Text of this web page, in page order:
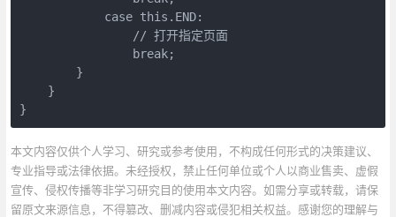
            case this.END:
                // 打开指定页面
                break;
        }
    }
}
本文内容仅供个人学习、研究或参考使用，不构成任何形式的决策建议、
专业指导或法律依据。未经授权，禁止任何单位或个人以商业售卖、虚假
宣传、侵权传播等非学习研究目的使用本文内容。如需分享或转载，请保
留原文来源信息，不得篡改、删减内容或侵犯相关权益。感谢您的理解与